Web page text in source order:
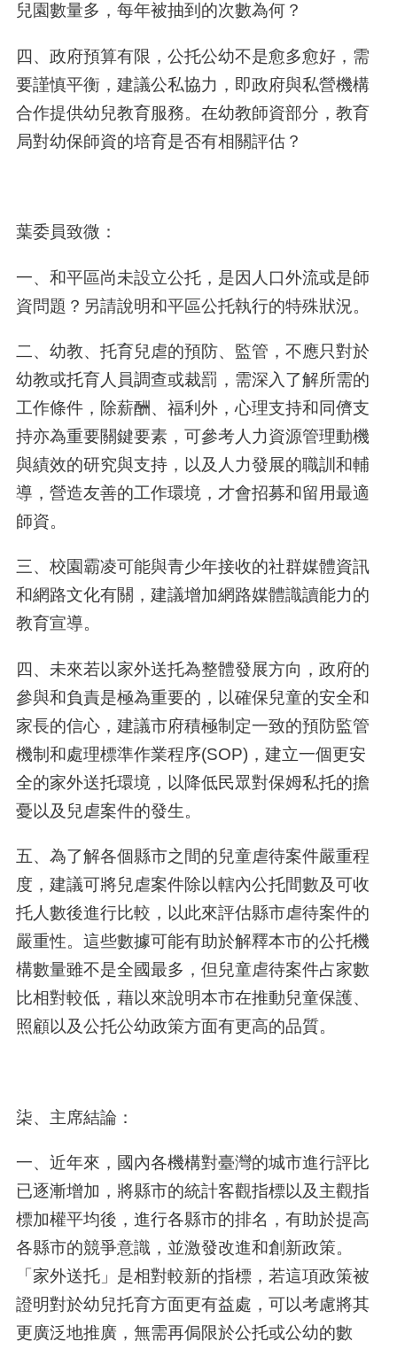
兒園數量多，每年被抽到的次數為何？
四、政府預算有限，公托公幼不是愈多愈好，需
要謹慎平衡，建議公私協力，即政府與私營機構
合作提供幼兒教育服務。在幼教師資部分，教育
局對幼保師資的培育是否有相關評估？
葉委員致微：
一、和平區尚未設立公托，是因人口外流或是師
資問題？另請說明和平區公托執行的特殊狀況。
二、幼教、托育兒虐的預防、監管，不應只對於
幼教或托育人員調查或裁罰，需深入了解所需的
工作條件，除薪酬、福利外，心理支持和同儕支
持亦為重要關鍵要素，可參考人力資源管理動機
與績效的研究與支持，以及人力發展的職訓和輔
導，營造友善的工作環境，才會招募和留用最適
師資。
三、校園霸凌可能與青少年接收的社群媒體資訊
和網路文化有關，建議增加網路媒體識讀能力的
教育宣導。
四、未來若以家外送托為整體發展方向，政府的
參與和負責是極為重要的，以確保兒童的安全和
家長的信心，建議市府積極制定一致的預防監管
機制和處理標準作業程序(SOP)，建立一個更安
全的家外送托環境，以降低民眾對保姆私托的擔
憂以及兒虐案件的發生。
五、為了解各個縣市之間的兒童虐待案件嚴重程
度，建議可將兒虐案件除以轄內公托間數及可收
托人數後進行比較，以此來評估縣市虐待案件的
嚴重性。這些數據可能有助於解釋本市的公托機
構數量雖不是全國最多，但兒童虐待案件占家數
比相對較低，藉以來說明本市在推動兒童保護、
照顧以及公托公幼政策方面有更高的品質。
柒、主席結論：
一、近年來，國內各機構對臺灣的城市進行評比
已逐漸增加，將縣市的統計客觀指標以及主觀指
標加權平均後，進行各縣市的排名，有助於提高
各縣市的競爭意識，並激發改進和創新政策。
「家外送托」是相對較新的指標，若這項政策被
證明對於幼兒托育方面更有益處，可以考慮將其
更廣泛地推廣，無需再侷限於公托或公幼的數